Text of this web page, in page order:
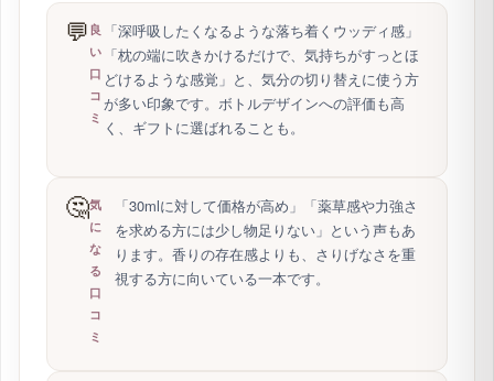
💬 良
い
口
コ
ミ
「深呼吸したくなるような落ち着くウッディ感」
「枕の端に吹きかけるだけで、気持ちがすっとほ
どけるような感覚」と、気分の切り替えに使う方
が多い印象です。ボトルデザインへの評価も高
く、ギフトに選ばれることも。
🤔気
に
な
る
口
コ
ミ
「30mlに対して価格が高め」「薬草感や力強さ
を求める方には少し物足りない」という声もあ
ります。香りの存在感よりも、さりげなさを重
視する方に向いている一本です。